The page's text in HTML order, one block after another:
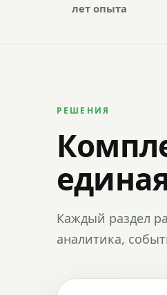
лет опыта
РЕШЕНИЯ
Каждый раздел
аналитика,